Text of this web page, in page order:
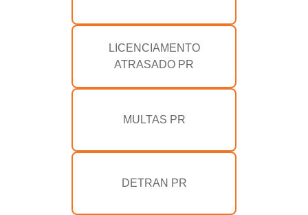
LICENCIAMENTO
ATRASADO PR
MULTAS PR
DETRAN PR